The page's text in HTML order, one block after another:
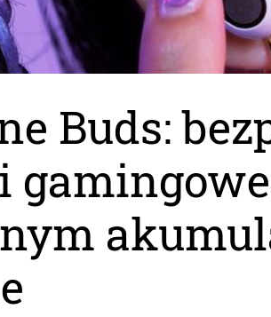
Buds: